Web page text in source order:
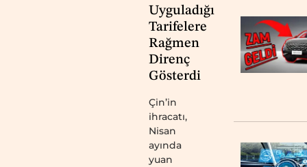
Uyguladığı
Tarifelere
Rağmen
Direnç
Gösterdi
Çin’in
ihracatı,
Nisan
ayında
yuan